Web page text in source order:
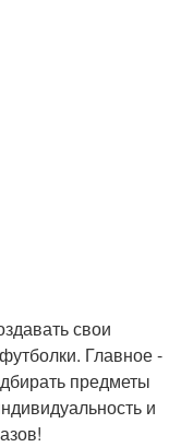
свои
Главное -
предметы
и